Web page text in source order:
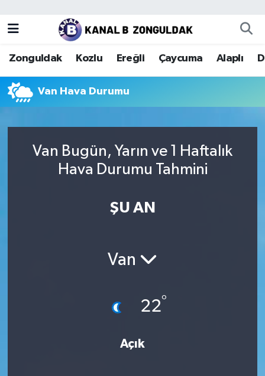
Zonguldak Kozlu Ereğli Çaycuma Alaplı
Van Hava Durumu
Van Bugün, Yarın ve 1 Haftalık
Hava Durumu Tahmini
ŞU AN
Van
22°
Açık
Zonguldak
Kozlu
Ereğli
Alaplı
Zonguldak Nöbetçi Eczaneler
Zonguldak Hava Durumu
Zonguldak Trafik Yoğunluk Haritası
Tüm Manşetler